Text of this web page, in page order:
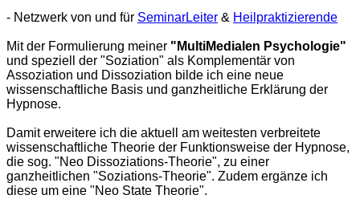
- Netzwerk von und für SeminarLeiter & Heilpraktizierende
Mit der Formulierung meiner "MultiMedialen Psychologie"
und speziell der "Soziation" als Komplementär von
Assoziation und Dissoziation bilde ich eine neue
wissenschaftliche Basis und ganzheitliche Erklärung der
Hypnose.
Damit erweitere ich die aktuell am weitesten verbreitete
wissenschaftliche Theorie der Funktionsweise der Hypnose,
die sog. "Neo Dissoziations-Theorie", zu einer
ganzheitlichen "Soziations-Theorie". Zudem ergänze ich
diese um eine "Neo State Theorie".